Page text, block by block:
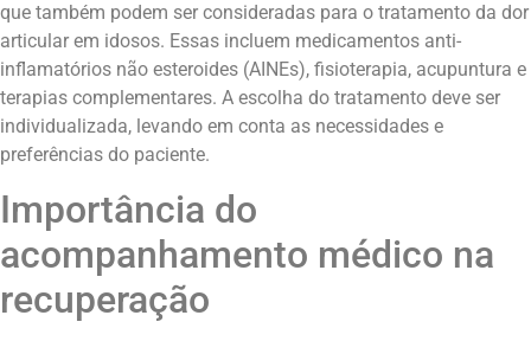
que também podem ser consideradas para o tratamento da dor
articular em idosos. Essas incluem medicamentos anti-
inflamatórios não esteroides (AINEs), fisioterapia, acupuntura e
terapias complementares. A escolha do tratamento deve ser
individualizada, levando em conta as necessidades e
preferências do paciente.
Importância do
acompanhamento médico na
recuperação